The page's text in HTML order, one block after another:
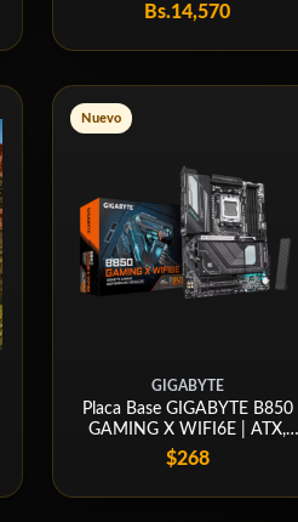
Bs.14,570
Nuevo
GIGABYTE
Placa Base GIGABYTE B850
GAMING X WIFI6E | ATX,
AM5, LGA 1718, DDR5
$268